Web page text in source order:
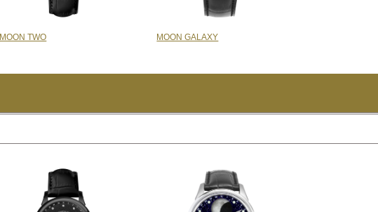
MOON TWO MOON GALAXY